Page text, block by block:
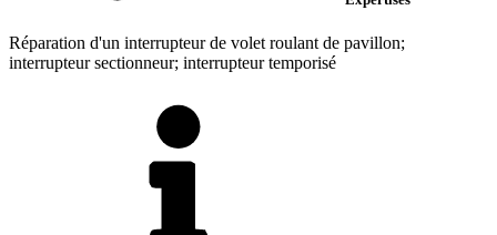
Réparation d'un interrupteur de volet roulant de pavillon;
interrupteur sectionneur; interrupteur temporisé